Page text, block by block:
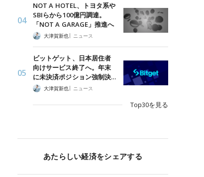
NOT A HOTEL、トヨタ系や
SBIらから100億円調達。
「NOT A GARAGE」推進へ
大津賀新也| ニュース
ビットゲット、日本居住者
向けサービス終了へ。年末
に未決済ポジション強制決…
大津賀新也| ニュース
Top30を見る
あたらしい経済をシェアする